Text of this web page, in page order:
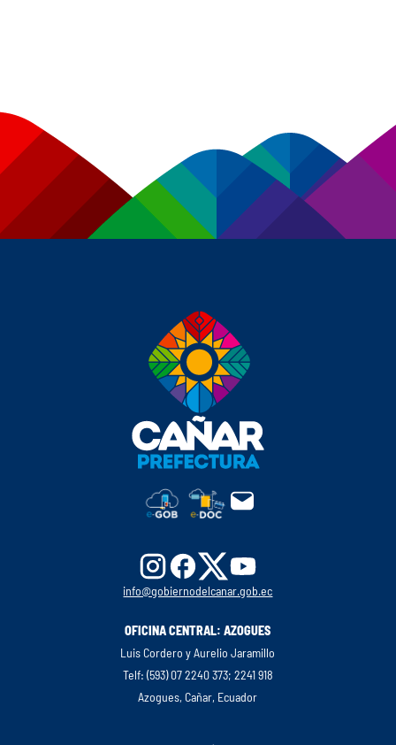
info@gobiernodelcanar.gob.ec
OFICINA CENTRAL: AZOGUES
Luis Cordero y Aurelio Jaramillo
Telf: (593) 07 2240 373; 2241 918
Azogues, Cañar, Ecuador